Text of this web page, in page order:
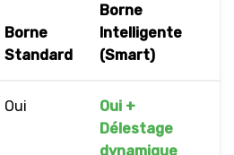
Borne
Standard
Borne
Intelligente
(Smart)
Oui
Oui +
Délestage
dynamique